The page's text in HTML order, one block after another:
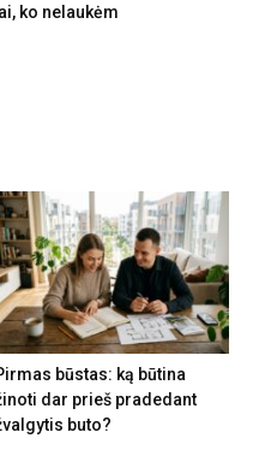
ko nelaukėm
būstas: ką būtina
dar prieš pradedant
buto?